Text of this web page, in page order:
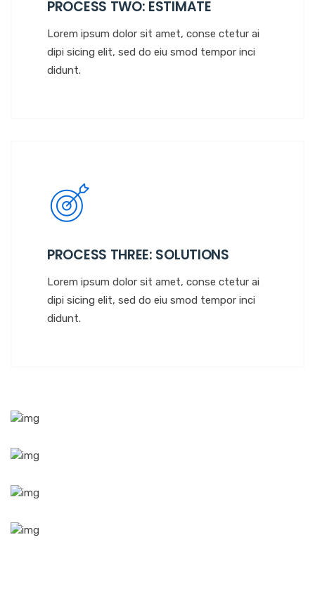
PROCESS TWO: ESTIMATE
Lorem ipsum dolor sit amet, conse ctetur ai
dipi sicing elit, sed do eiu smod tempor inci
didunt.
PROCESS THREE: SOLUTIONS
Lorem ipsum dolor sit amet, conse ctetur ai
dipi sicing elit, sed do eiu smod tempor inci
didunt.